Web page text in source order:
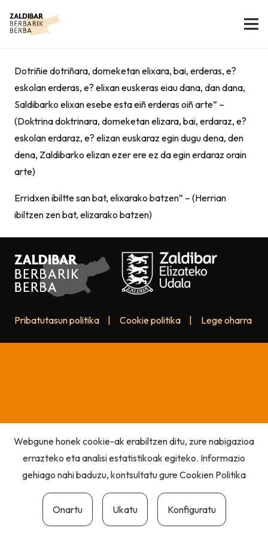
Dotriñie dotriñara, domeketan elixara, bai, erderas, e?
eskolan erderas, e? elixan euskeras eiau dana, dan dana,
Saldibarko elixan esebe esta eiñ erderas oiñ arte” –
(Doktrina doktrinara, domeketan elizara, bai, erdaraz, e?
eskolan erdaraz, e? elizan euskaraz egin dugu dena, den
dena, Zaldibarko elizan ezer ere ez da egin erdaraz orain
arte)
Erridxen ibiltte san bat, elixarako batzen” – (Herrian
ibiltzen zen bat, elizarako batzen)
Pribatutasun politika Cookie politika Lege oharra
Webgune honek cookie-ak erabiltzen ditu, zure nabigazioa
errazteko eta analisi estatistikoak egiteko. Informazio
gehiago nahi baduzu, kontsultatu gureCookien Politika
Onartu Ukatu Konfiguratu